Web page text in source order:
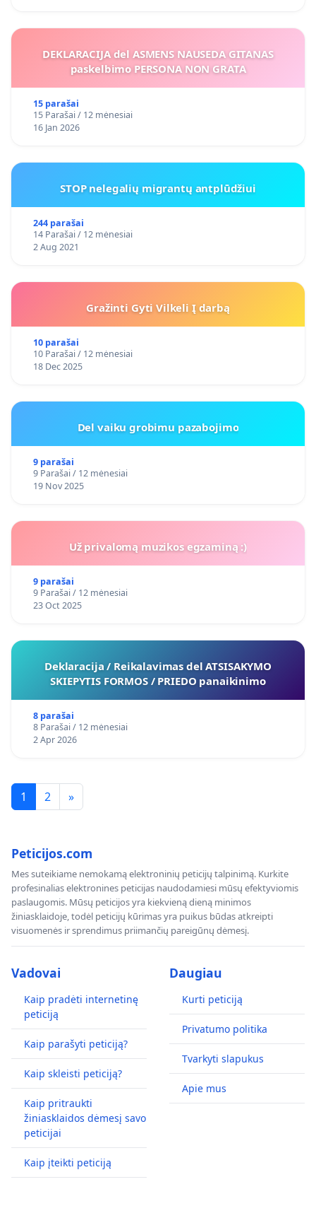
DEKLARACIJA del ASMENS NAUSEDA GITANAS
paskelbimo PERSONA NON GRATA
15 parašai
15 Parašai / 12 mėnesiai
16 Jan 2026
STOP nelegalių migrantų antplūdžiui
244 parašai
14 Parašai / 12 mėnesiai
2 Aug 2021
Gražinti Gyti Vilkeli Į darbą
10 parašai
10 Parašai / 12 mėnesiai
18 Dec 2025
Del vaiku grobimu pazabojimo
9 parašai
9 Parašai / 12 mėnesiai
19 Nov 2025
Už privalomą muzikos egzaminą :)
9 parašai
9 Parašai / 12 mėnesiai
23 Oct 2025
Deklaracija / Reikalavimas del ATSISAKYMO
SKIEPYTIS FORMOS / PRIEDO panaikinimo
8 parašai
8 Parašai / 12 mėnesiai
2 Apr 2026
1 2 »
Peticijos.com
Mes suteikiame nemokamą elektroninių peticijų talpinimą. Kurkite
profesinalias elektronines peticijas naudodamiesi mūsų efektyviomis
paslaugomis. Mūsų peticijos yra kiekvieną dieną minimos
žiniasklaidoje, todėl peticijų kūrimas yra puikus būdas atkreipti
visuomenės ir sprendimus priimančių pareigūnų dėmesį.
Vadovai
Kaip pradėti internetinę
peticiją
Kaip parašyti peticiją?
Kaip skleisti peticiją?
Kaip pritraukti
žiniasklaidos dėmesį savo
peticijai
Kaip įteikti peticiją
Daugiau
Kurti peticiją
Privatumo politika
Tvarkyti slapukus
Apie mus